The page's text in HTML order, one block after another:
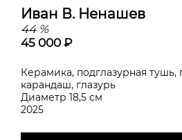
Иван В. Ненашев
44 %
45 000 ₽
Керамика, подглазурная тушь,
карандаш, глазурь
Диаметр 18,5 см
2025